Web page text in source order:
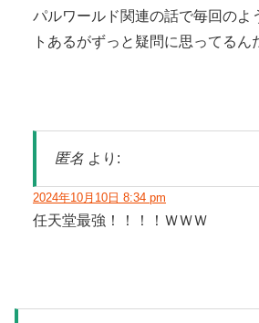
パルワールド関連の話で毎回のよ
トあるがずっと疑問に思ってるん
匿名 より:
2024年10月10日 8:34 pm
任天堂最強！！！！ＷＷＷ